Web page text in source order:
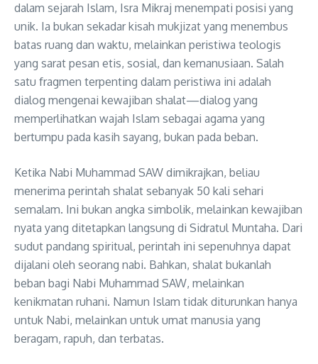
dalam sejarah Islam, Isra Mikraj menempati posisi yang
unik. Ia bukan sekadar kisah mukjizat yang menembus
batas ruang dan waktu, melainkan peristiwa teologis
yang sarat pesan etis, sosial, dan kemanusiaan. Salah
satu fragmen terpenting dalam peristiwa ini adalah
dialog mengenai kewajiban shalat—dialog yang
memperlihatkan wajah Islam sebagai agama yang
bertumpu pada kasih sayang, bukan pada beban.
Ketika Nabi Muhammad SAW dimikrajkan, beliau
menerima perintah shalat sebanyak 50 kali sehari
semalam. Ini bukan angka simbolik, melainkan kewajiban
nyata yang ditetapkan langsung di Sidratul Muntaha. Dari
sudut pandang spiritual, perintah ini sepenuhnya dapat
dijalani oleh seorang nabi. Bahkan, shalat bukanlah
beban bagi Nabi Muhammad SAW, melainkan
kenikmatan ruhani. Namun Islam tidak diturunkan hanya
untuk Nabi, melainkan untuk umat manusia yang
beragam, rapuh, dan terbatas.